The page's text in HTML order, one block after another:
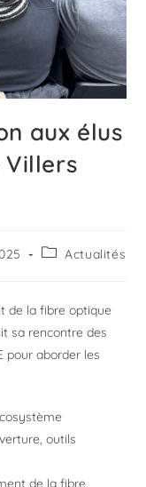
aux élus
Villers
Actualités
de la fibre optique
sa rencontre des
pour aborder les
outils
de la fibre,